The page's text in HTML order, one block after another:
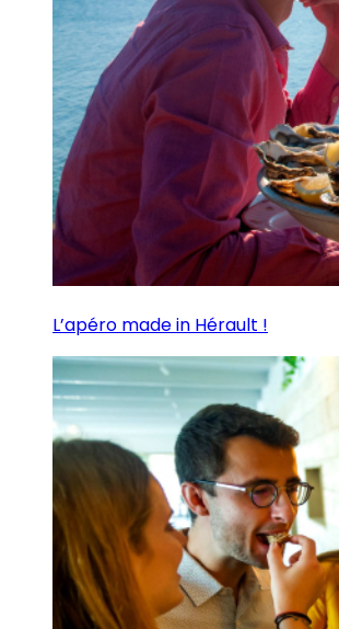
L’apéro made in Hérault !